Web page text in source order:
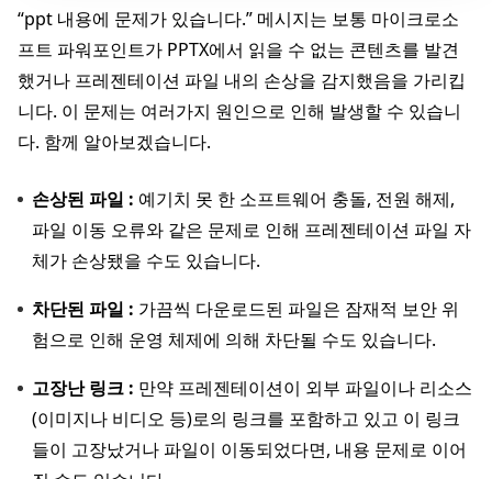
“ppt 내용에 문제가 있습니다.” 메시지는 보통 마이크로소
프트 파워포인트가 PPTX에서 읽을 수 없는 콘텐츠를 발견
했거나 프레젠테이션 파일 내의 손상을 감지했음을 가리킵
니다. 이 문제는 여러가지 원인으로 인해 발생할 수 있습니
다. 함께 알아보겠습니다.
손상된 파일 : 예기치 못 한 소프트웨어 충돌, 전원 해제,
파일 이동 오류와 같은 문제로 인해 프레젠테이션 파일 자
체가 손상됐을 수도 있습니다.
차단된 파일 : 가끔씩 다운로드된 파일은 잠재적 보안 위
험으로 인해 운영 체제에 의해 차단될 수도 있습니다.
고장난 링크 : 만약 프레젠테이션이 외부 파일이나 리소스
(이미지나 비디오 등)로의 링크를 포함하고 있고 이 링크
들이 고장났거나 파일이 이동되었다면, 내용 문제로 이어